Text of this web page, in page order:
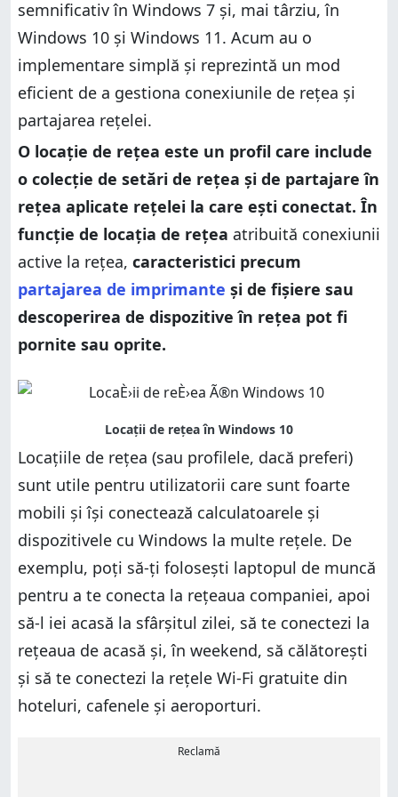
semnificativ în Windows 7 și, mai târziu, în
Windows 10 și Windows 11. Acum au o
implementare simplă și reprezintă un mod
eficient de a gestiona conexiunile de rețea și
partajarea rețelei.
O locație de rețea este un profil care include
o colecție de setări de rețea și de partajare în
rețea aplicate rețelei la care ești conectat. În
funcție de locația de rețea atribuită conexiunii
active la rețea, caracteristici precum
partajarea de imprimante și de fișiere sau
descoperirea de dispozitive în rețea pot fi
pornite sau oprite.
Locațiile de rețea (sau profilele, dacă preferi)
sunt utile pentru utilizatorii care sunt foarte
mobili și își conectează calculatoarele și
dispozitivele cu Windows la multe rețele. De
exemplu, poți să-ți folosești laptopul de muncă
pentru a te conecta la rețeaua companiei, apoi
să-l iei acasă la sfârșitul zilei, să te conectezi la
rețeaua de acasă și, în weekend, să călătorești
și să te conectezi la rețele Wi-Fi gratuite din
hoteluri, cafenele și aeroporturi.
Reclamă